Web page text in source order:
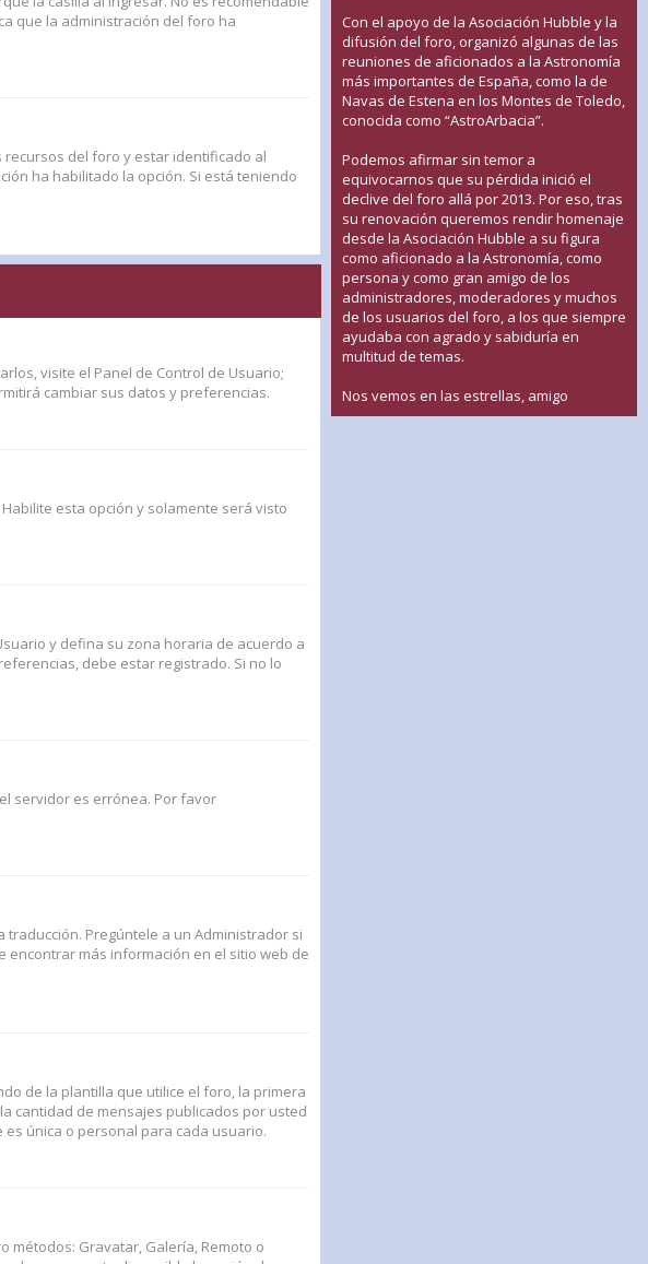
que la administración del foro ha
del foro y estar identificado al
ha habilitado la opción. Si está teniendo
visite el Panel de Control de Usuario;
cambiar sus datos y preferencias.
Habilite esta opción y solamente será visto
y defina su zona horaria de acuerdo a
debe estar registrado. Si no lo
servidor es errónea. Por favor
Pregúntele a un Administrador si
encontrar más información en el sitio web de
de la plantilla que utilice el foro, la primera
cantidad de mensajes publicados por usted
única o personal para cada usuario.
métodos: Gravatar, Galería, Remoto o
Con el apoyo de la Asociación Hubble y la
difusión del foro, organizó algunas de las
reuniones de aficionados a la Astronomía
más importantes de España, como la de
Navas de Estena en los Montes de Toledo,
conocida como “AstroArbacia”.
Podemos afirmar sin temor a
equivocarnos que su pérdida inició el
declive del foro allá por 2013. Por eso, tras
su renovación queremos rendir homenaje
desde la Asociación Hubble a su figura
como aficionado a la Astronomía, como
persona y como gran amigo de los
administradores, moderadores y muchos
de los usuarios del foro, a los que siempre
ayudaba con agrado y sabiduría en
multitud de temas.
Nos vemos en las estrellas, amigo